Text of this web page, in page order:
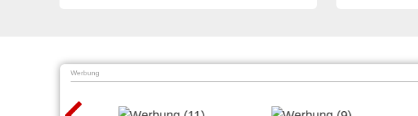
Werbung